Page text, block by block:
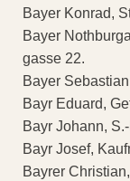
Bayer Konrad,
Bayer
gasse 22.
Bayer
Bayr Eduard,
Bayr Johann,
Bayr Josef,
Bayrer